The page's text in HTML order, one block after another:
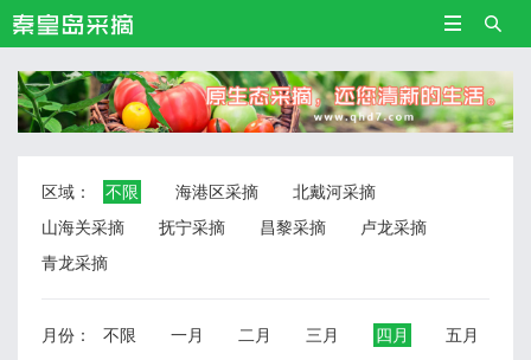


区域： 不限 海港区采摘
北戴河采摘
山海关采摘
抚宁采摘 昌黎采摘
卢龙采摘
青龙采摘
月份： 不限 一月 二月 三月 四月
五月